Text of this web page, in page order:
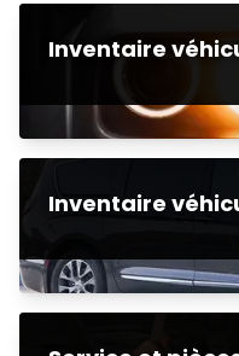
Inventaire
Inventaire